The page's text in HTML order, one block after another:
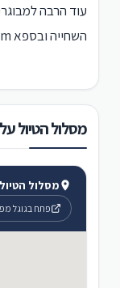
עוד הרבה
השחייה ובספא Aum עטור הפרסים.
מסלול הטיול
מסלול הטיול
פתח בגוגל